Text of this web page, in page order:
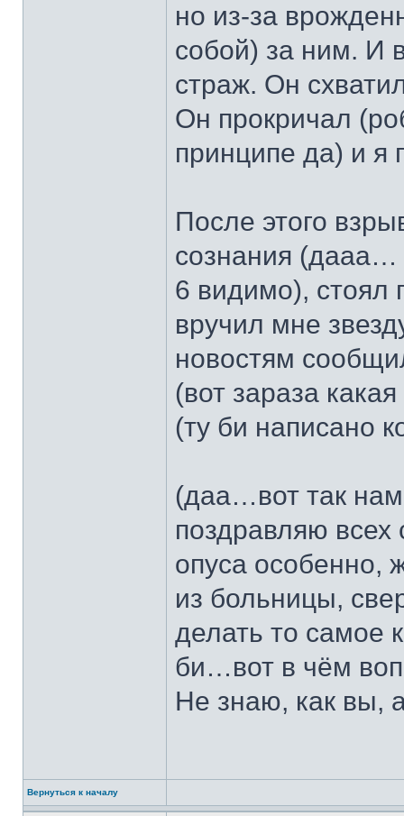
но из-за
собой) за ним. И
страж. Он
Он прокричал
принципе да) и
После этого
сознания (дааа…
6 видимо), стоял
вручил мне
новостям
(вот зараза
(ту би написано
(даа…вот так нам
поздравляю всех
опуса особенно,
из больницы,
делать то самое
би…вот в чём
Не знаю, как вы,
Вернуться к началу